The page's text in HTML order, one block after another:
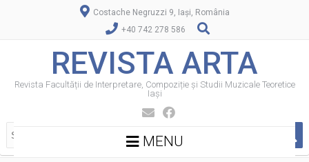
Costache Negruzzi 9, Iași, România
+40 742 278 586
REVISTA ARTA
Revista Facultății de Interpretare, Compoziție și Studii Muzicale Teoretice
Iași
MENU